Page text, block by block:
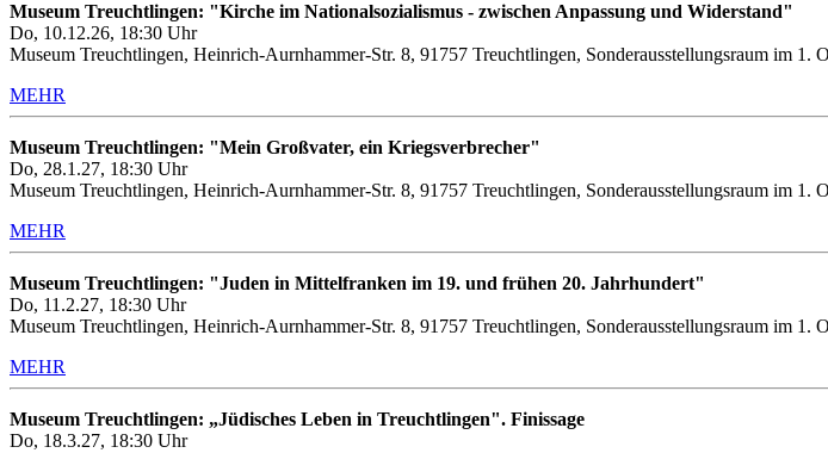
Museum Treuchtlingen: "Kirche im Nationalsozialismus - zwischen Anpassung und Widerstand"
Do, 10.12.26, 18:30 Uhr
Museum Treuchtlingen, Heinrich-Aurnhammer-Str. 8, 91757 Treuchtlingen, Sonderausstellungsraum im 1.
MEHR
Museum Treuchtlingen: "Mein Großvater, ein Kriegsverbrecher"
Do, 28.1.27, 18:30 Uhr
Museum Treuchtlingen, Heinrich-Aurnhammer-Str. 8, 91757 Treuchtlingen, Sonderausstellungsraum im 1.
MEHR
Museum Treuchtlingen: "Juden in Mittelfranken im 19. und frühen 20. Jahrhundert"
Do, 11.2.27, 18:30 Uhr
Museum Treuchtlingen, Heinrich-Aurnhammer-Str. 8, 91757 Treuchtlingen, Sonderausstellungsraum im 1.
MEHR
Museum Treuchtlingen: „Jüdisches Leben in Treuchtlingen". Finissage
Do, 18.3.27, 18:30 Uhr